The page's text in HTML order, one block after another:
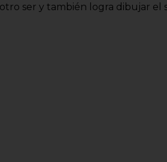
ser y también logra dibujar el